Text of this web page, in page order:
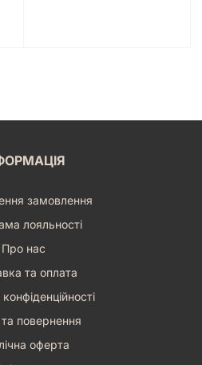
замовлення
лояльності
Про нас
та оплата
повернення
оферта